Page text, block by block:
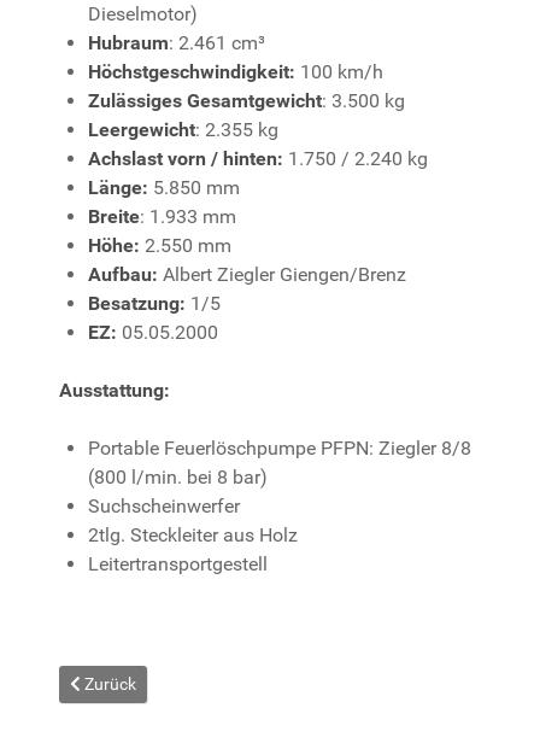
Dieselmotor)
Hubraum: 2.461 cm³
Höchstgeschwindigkeit: 100 km/h
Zulässiges Gesamtgewicht: 3.500 kg
Leergewicht: 2.355 kg
Achslast vorn / hinten: 1.750 / 2.240 kg
Länge: 5.850 mm
Breite: 1.933 mm
Höhe: 2.550 mm
Aufbau: Albert Ziegler Giengen/Brenz
Besatzung: 1/5
EZ: 05.05.2000
Ausstattung:
Portable Feuerlöschpumpe PFPN: Ziegler 8/8
(800 l/min. bei 8 bar)
Suchscheinwerfer
2tlg. Steckleiter aus Holz
Leitertransportgestell
Vorheriger Beitrag: Feuerwehrhaus
Zurück